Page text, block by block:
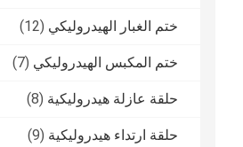
ختم الغبار الهيدروليكي (12)
ختم المكبس الهيدروليكي (7)
حلقة عازلة هيدروليكية (8)
حلقة ارتداء هيدروليكية (9)